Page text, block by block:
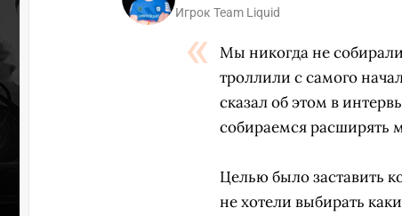
Игрок Team Liquid
Мы никогда не
троллили с самого
сказал об этом в
собираемся расширять
Целью было заставить
не хотели выбирать